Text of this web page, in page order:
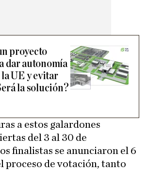
proyecto
dar autonomía
UE y evitar
la solución?
a estos galardones
del 3 al 30 de
finalistas se anunciaron el 6
proceso de votación, tanto